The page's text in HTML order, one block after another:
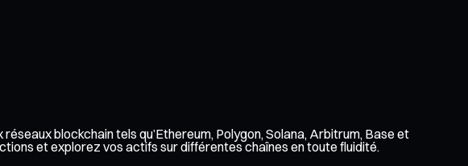
blockchain tels qu’Ethereum, Polygon, Solana, Arbitrum, Base et
et explorez vos actifs sur différentes chaînes en toute fluidité.